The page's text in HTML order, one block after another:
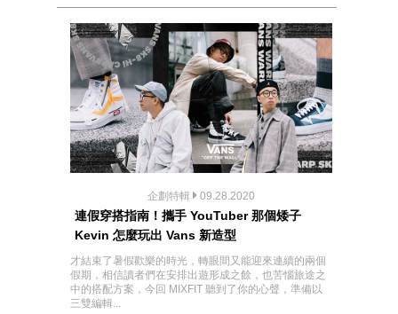
企劃特輯 09.28.2020
連假穿搭指南！攜手 YouTuber 那個矮子
Kevin 怎麼玩出 Vans 新造型
才結束了暑假歡樂的時光，轉眼間又能迎來連續的兩個
假期，相信讀者們在安排出遊形成之餘，也苦惱旅途之
中的搭配方案，今回 MIXFIT 聽到了你的心聲，準備以
三雙編輯...